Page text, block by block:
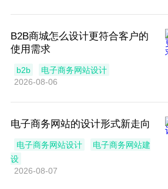
B2B商城怎么设计更符合客户的
使用需求
b2b
电子商务网站设计
2026-08-06
电子商务网站的设计形式新走向
电子商务网站设计
电子商务网站建
设
2026-08-07